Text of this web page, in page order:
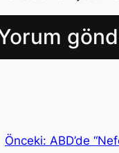
Önceki: ABD’de